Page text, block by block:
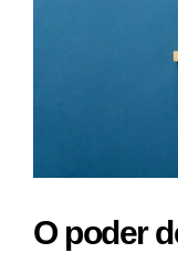
O poder